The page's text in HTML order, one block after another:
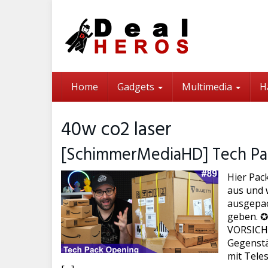
Home Gadgets Multimedia
40w co2 laser
[SchimmerMediaHD] Tech
Hier
aus und
geben.
mit